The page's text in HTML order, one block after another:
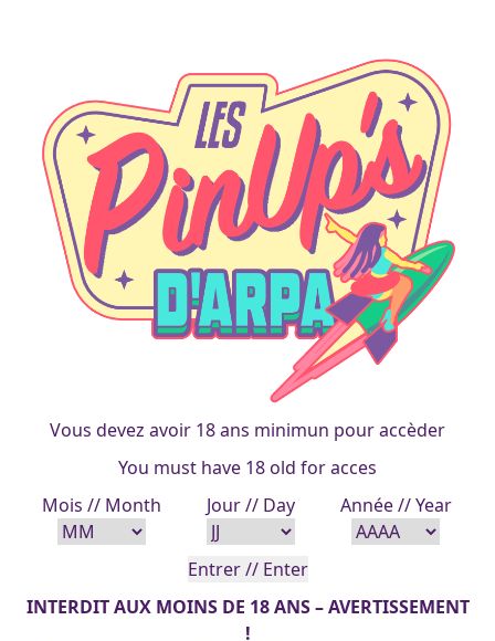
Vous devez avoir 18 ans minimun pour accèder
You must have 18 old for acces
Mois // Month
Jour // Day Année // Year
INTERDIT AUX MOINS DE 18 ANS – AVERTISSEMENT
!
Granny 80 kmh – 19-05-2018